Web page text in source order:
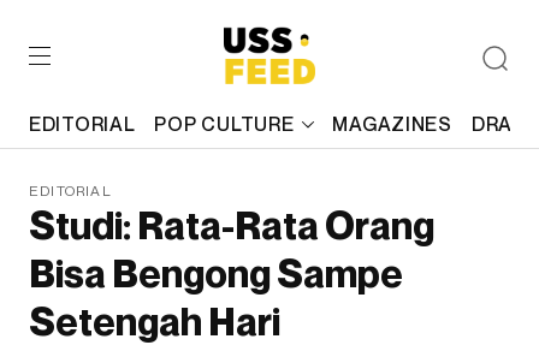
EDITORIAL POP CULTURE MAGAZINES
EDITORIAL
Studi: Rata-Rata Orang
Bisa Bengong Sampe
Setengah Hari